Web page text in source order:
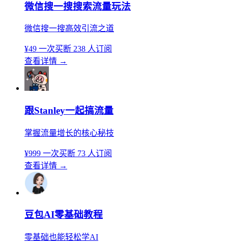
微信搜一搜搜索流量玩法
微信搜一搜高效引流之道
¥49 一次买断 238 人订阅
查看详情 →
跟Stanley一起搞流量
掌握流量增长的核心秘技
¥999 一次买断 73 人订阅
查看详情 →
豆包AI零基础教程
零基础也能轻松学AI